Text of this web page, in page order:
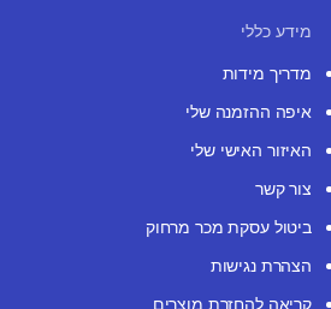
מידע כללי
מדריך מידות
איפה ההזמנה שלי
האיזור האישי שלי
צור קשר
ביטול עסקת מכר מרחוק
הצהרת נגישות
קריאה להחזרת מוצרים